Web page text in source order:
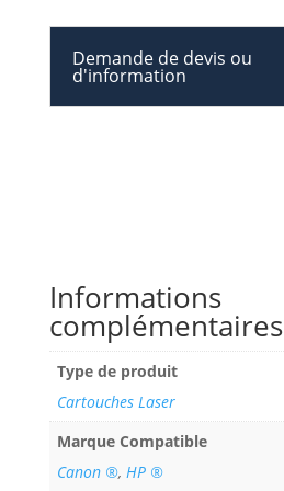
Demande de devis ou
d'information
Informations
complémentaires
Type de produit
Cartouches Laser
Marque Compatible
Canon ®, HP ®